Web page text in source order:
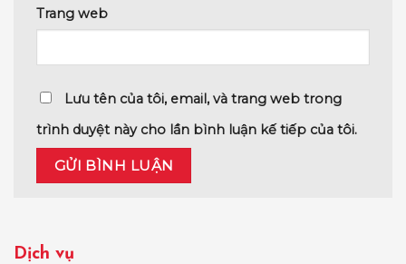
Trang web
Lưu tên của tôi, email, và trang web trong
trình duyệt này cho lần bình luận kế tiếp của tôi.
Dịch vụ